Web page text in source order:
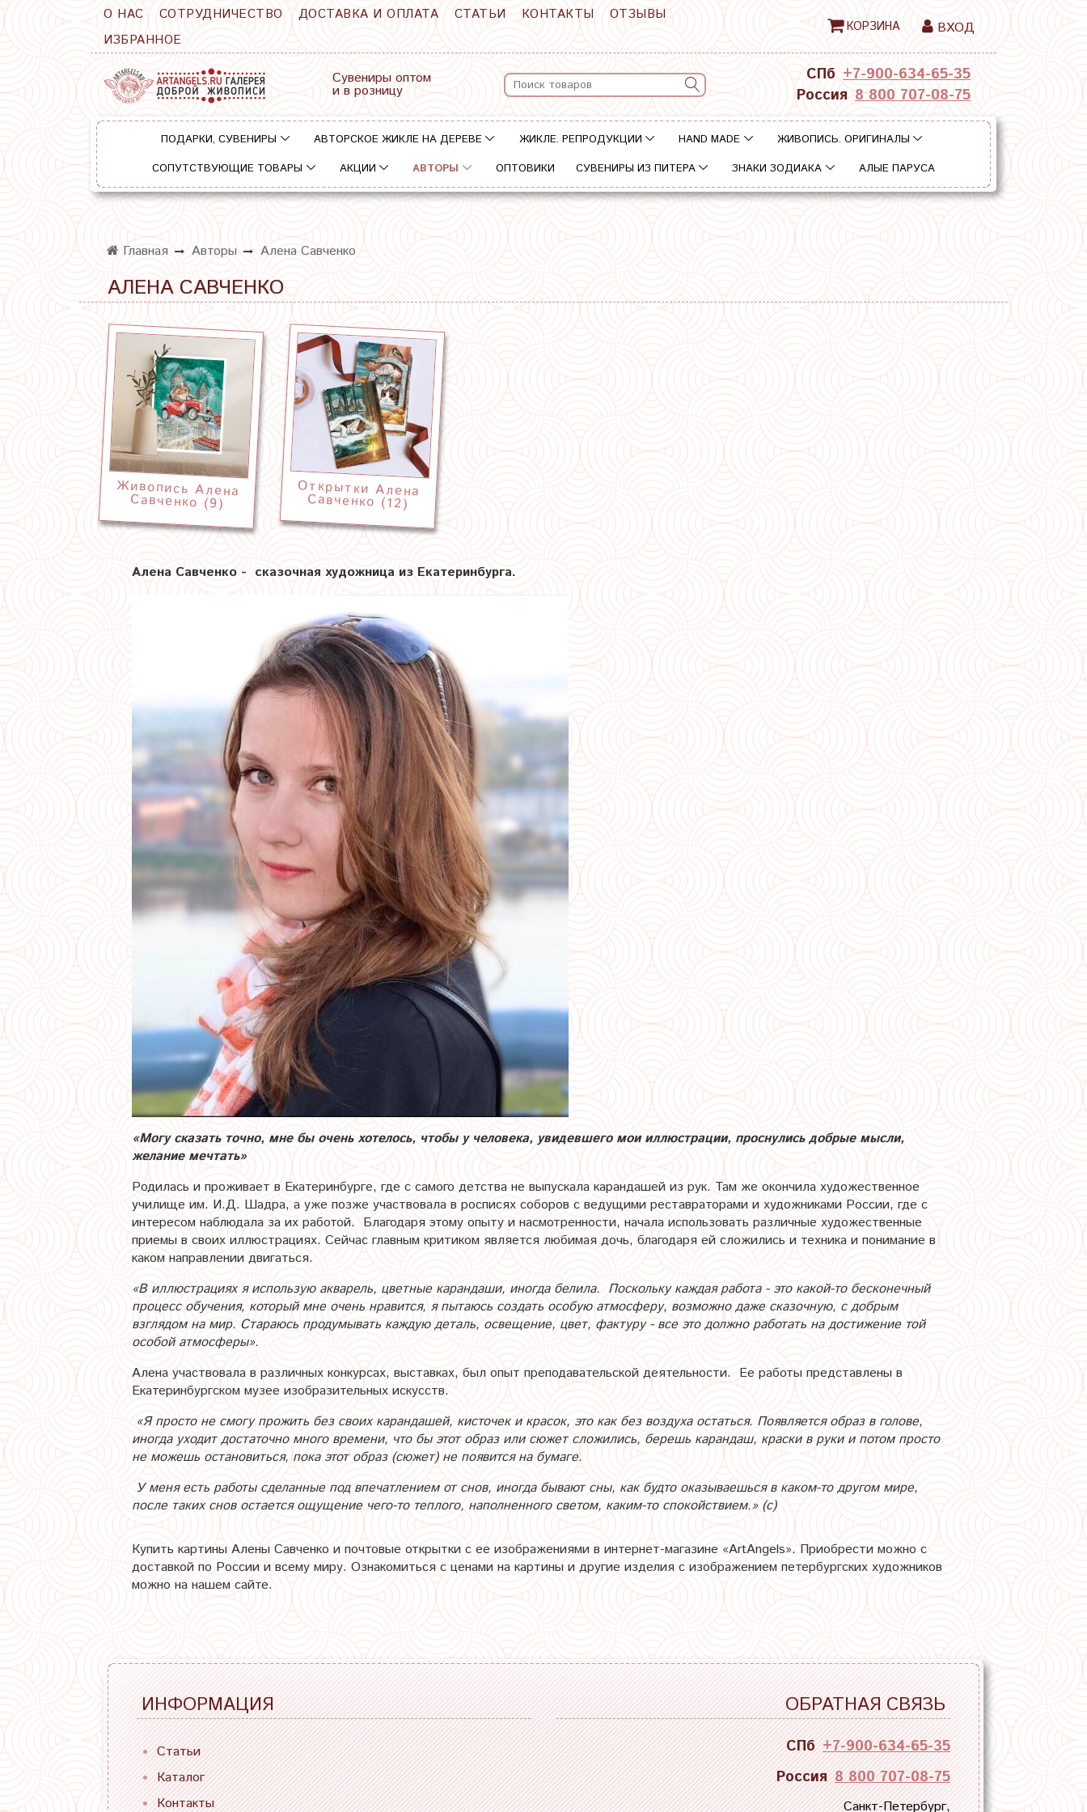
О НАС СОТРУДНИЧЕСТВО ДОСТАВКА И ОПЛАТА СТАТЬИ КОНТАКТЫ
ОТЗЫВЫ
ИЗБРАННОЕ
КОРЗИНА ВХОД
Сувениры оптом
и в розницу
СПб +7-900-634-65-35
Россия 8 800 707-08-75
ПОДАРКИ, СУВЕНИРЫ АВТОРСКОЕ ЖИКЛЕ НА ДЕРЕВЕ ЖИКЛЕ. РЕПРОДУКЦИИ HAND MADE
ЖИВОПИСЬ. ОРИГИНАЛЫ
СОПУТСТВУЮЩИЕ ТОВАРЫ
АКЦИИ АВТОРЫ ОПТОВИКИ СУВЕНИРЫ ИЗ ПИТЕРА ЗНАКИ ЗОДИАКА АЛЫЕ ПАРУСА
Главная Авторы Алена Савченко
АЛЕНА САВЧЕНКО
Живопись Алена
Савченко (9)
Открытки Алена
Савченко (12)
Алена Савченко - сказочная художница из Екатеринбурга.
«Могу сказать точно, мне бы очень хотелось, чтобы у человека, увидевшего мои иллюстрации, проснулись добрые мысли,
желание мечтать»
Родилась и проживает в Екатеринбурге, где с самого детства не выпускала карандашей из рук. Там же окончила художественное
училище им. И.Д. Шадра, а уже позже участвовала в росписях соборов с ведущими реставраторами и художниками России, где с
интересом наблюдала за их работой. Благодаря этому опыту и насмотренности, начала использовать различные художественные
приемы в своих иллюстрациях. Сейчас главным критиком является любимая дочь, благодаря ей сложились и техника и понимание в
каком направлении двигаться.
«В иллюстрациях я использую акварель, цветные карандаши, иногда белила. Поскольку каждая работа - это какой-то бесконечный
процесс обучения, который мне очень нравится, я пытаюсь создать особую атмосферу, возможно даже сказочную, с добрым
взглядом на мир. Стараюсь продумывать каждую деталь, освещение, цвет, фактуру - все это должно работать на достижение той
особой атмосферы».
Алена участвовала в различных конкурсах, выставках, был опыт преподавательской деятельности. Ее работы представлены в
Екатеринбургском музее изобразительных искусств.
«Я просто не смогу прожить без своих карандашей, кисточек и красок, это как без воздуха остаться. Появляется образ в голове,
иногда уходит достаточно много времени, что бы этот образ или сюжет сложились, берешь карандаш, краски в руки и потом просто
не можешь остановиться, пока этот образ (сюжет) не появится на бумаге.
У меня есть работы сделанные под впечатлением от снов, иногда бывают сны, как будто оказываешься в каком-то другом мире,
после таких снов остается ощущение чего-то теплого, наполненного светом, каким-то спокойствием.» (с)
Купить картины Алены Савченко и почтовые открытки с ее изображениями в интернет-магазине «ArtAngels». Приобрести можно с
доставкой по России и всему миру. Ознакомиться с ценами на картины и другие изделия с изображением петербургских художников
можно на нашем сайте.
ИНФОРМАЦИЯ
Статьи
Каталог
Контакты
ОБРАТНАЯ СВЯЗЬ
СПб +7-900-634-65-35
Россия 8 800 707-08-75
Санкт-Петербург,